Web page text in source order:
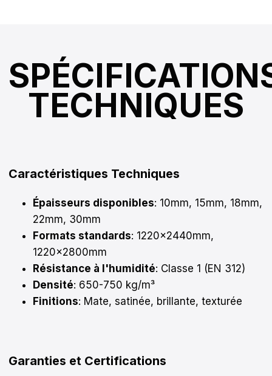
TECHNIQUES
Caractéristiques Techniques
Épaisseurs disponibles: 10mm, 15mm, 18mm,
22mm, 30mm
Formats standards: 1220x2440mm,
1220x2800mm
Résistance à l'humidité: Classe 1 (EN 312)
Densité: 650-750 kg/m³
Finitions: Mate, satinée, brillante, texturée
Garanties et Certifications